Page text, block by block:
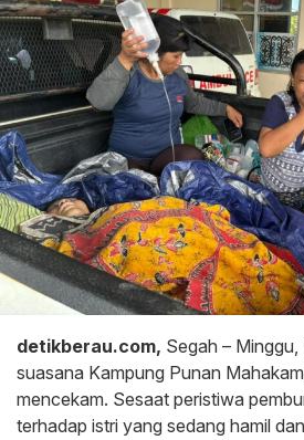
detikberau.com, Segah –
suasana Kampung Punan
mencekam. Sesaat peristiwa
terhadap istri yang sedang hamil